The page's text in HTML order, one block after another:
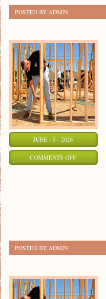
POSTED BY ADMIN
JUNE - 5 - 2026
COMMENTS OFFON
POSTED BY ADMIN